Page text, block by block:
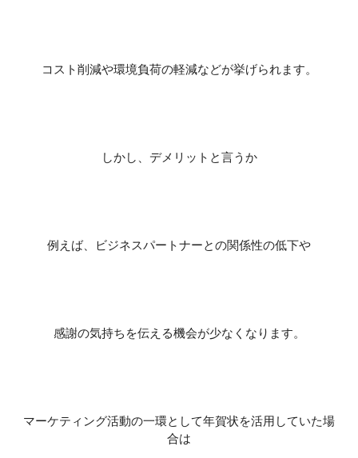
コスト削減や環境負荷の軽減などが挙げられます。
しかし、デメリットと言うか
例えば、ビジネスパートナーとの関係性の低下や
感謝の気持ちを伝える機会が少なくなります。
マーケティング活動の一環として年賀状を活用していた場
合は